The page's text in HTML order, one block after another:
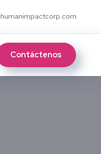
Contáctenos